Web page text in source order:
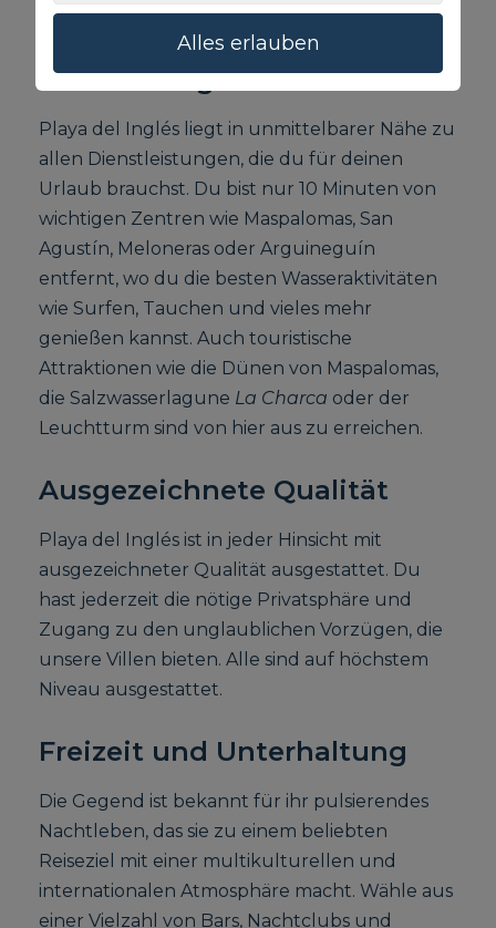
Urlaub.
Zentrale Lage
Playa del Inglés liegt in unmittelbarer Nähe zu
allen Dienstleistungen, die du für deinen
Urlaub brauchst. Du bist nur 10 Minuten von
wichtigen Zentren wie Maspalomas, San
Agustín, Meloneras oder Arguineguín
entfernt, wo du die besten Wasseraktivitäten
wie Surfen, Tauchen und vieles mehr
genießen kannst. Auch touristische
Attraktionen wie die Dünen von Maspalomas,
die Salzwasserlagune La Charca oder der
Leuchtturm sind von hier aus zu erreichen.
Ausgezeichnete Qualität
Playa del Inglés ist in jeder Hinsicht mit
ausgezeichneter Qualität ausgestattet. Du
hast jederzeit die nötige Privatsphäre und
Zugang zu den unglaublichen Vorzügen, die
unsere Villen bieten. Alle sind auf höchstem
Niveau ausgestattet.
Freizeit und Unterhaltung
Die Gegend ist bekannt für ihr pulsierendes
Nachtleben, das sie zu einem beliebten
Reiseziel mit einer multikulturellen und
internationalen Atmosphäre macht. Wähle aus
einer Vielzahl von Bars, Nachtclubs und
Alles erlauben